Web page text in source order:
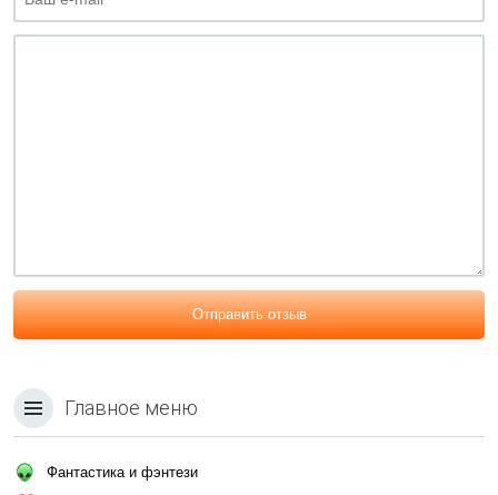
Отправить отзыв
Главное меню
Фантастика и фэнтези